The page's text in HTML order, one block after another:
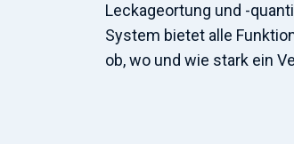
Leckageortung und -
System bietet alle
ob, wo und wie stark ein